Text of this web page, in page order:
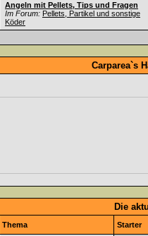
Angeln mit Pellets, Tips und Fragen
Im Forum: Pellets, Partikel und sonstige
Köder
Carparea`s
Die
Thema Starter